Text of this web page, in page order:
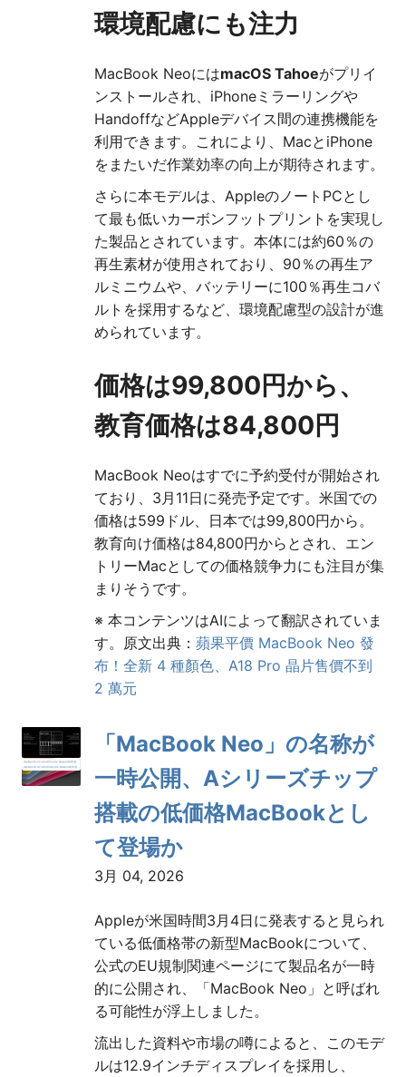
環境配慮にも注力
MacBook NeoにはmacOS Tahoeがプリイ
ンストールされ、iPhoneミラーリングや
HandoffなどAppleデバイス間の連携機能を
利用できます。これにより、MacとiPhone
をまたいだ作業効率の向上が期待されます。
さらに本モデルは、AppleのノートPCとし
て最も低いカーボンフットプリントを実現し
た製品とされています。本体には約60％の
再生素材が使用されており、90％の再生ア
ルミニウムや、バッテリーに100％再生コバ
ルトを採用するなど、環境配慮型の設計が進
められています。
価格は99,800円から、
教育価格は84,800円
MacBook Neoはすでに予約受付が開始され
ており、3月11日に発売予定です。米国での
価格は599ドル、日本では99,800円から。
教育向け価格は84,800円からとされ、エン
トリーMacとしての価格競争力にも注目が集
まりそうです。
※ 本コンテンツはAIによって翻訳されていま
す。原文出典： 蘋果平價 MacBook Neo 發
布！全新 4 種顏色、A18 Pro 晶片售價不到
2 萬元
「MacBook Neo」の名称が
一時公開、Aシリーズチップ
搭載の低価格MacBookとし
て登場か
3月 04, 2026
Appleが米国時間3月4日に発表すると見られ
ている低価格帯の新型MacBookについて、
公式のEU規制関連ページにて製品名が一時
的に公開され、「MacBook Neo」と呼ばれ
る可能性が浮上しました。
流出した資料や市場の噂によると、このモデ
ルは12.9インチディスプレイを採用し、